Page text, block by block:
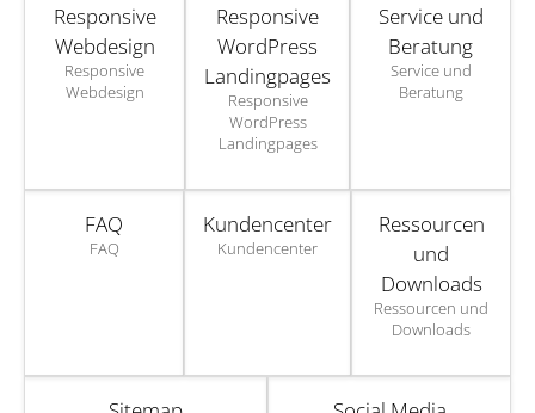
Responsive
Webdesign
Responsive
Webdesign
Responsive
WordPress
Landingpages
Responsive
WordPress
Landingpages
Service und
Beratung
Service und
Beratung
FAQ
FAQ
Kundencenter
Kundencenter
Ressourcen
und
Downloads
Ressourcen und
Downloads